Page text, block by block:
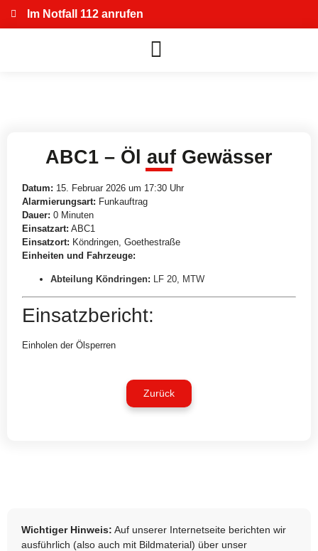
Im Notfall 112 anrufen
ABC1 – Öl auf Gewässer
Datum: 15. Februar 2026 um 17:30 Uhr
Alarmierungsart: Funkauftrag
Dauer: 0 Minuten
Einsatzart: ABC1
Einsatzort: Köndringen, Goethestraße
Einheiten und Fahrzeuge:
Abteilung Köndringen: LF 20, MTW
Einsatzbericht:
Einholen der Ölsperren
Zurück
Wichtiger Hinweis: Auf unserer Internetseite berichten wir
ausführlich (also auch mit Bildmaterial) über unser